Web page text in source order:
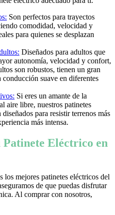
Son perfectos para trayectos
comodidad, velocidad y
para quienes se desplazan
Diseñados para adultos que
autonomía, velocidad y confort,
son robustos, tienen un gran
suave en diferentes
Si eres un amante de la
aire libre, nuestros patinetes
para resistir terrenos más
más intensa.
Eléctrico en
mejores patinetes eléctricos del
de que puedas disfrutar
Al comprar con nosotros,